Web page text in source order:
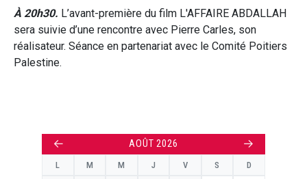
À 20h30. L’avant-première du film L'AFFAIRE ABDALLAH
sera suivie d’une rencontre avec Pierre Carles, son
réalisateur. Séance en partenariat avec le Comité Poitiers
Palestine.
← AOÛT 2026 →
L M M J V S D